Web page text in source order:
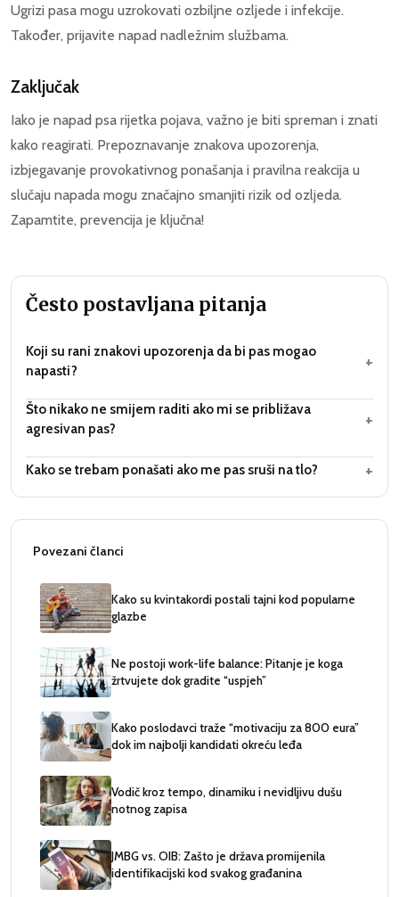
Ugrizi pasa mogu uzrokovati ozbiljne ozljede i infekcije.
Također, prijavite napad nadležnim službama.
Zaključak
Iako je napad psa rijetka pojava, važno je biti spreman i znati
kako reagirati. Prepoznavanje znakova upozorenja,
izbjegavanje provokativnog ponašanja i pravilna reakcija u
slučaju napada mogu značajno smanjiti rizik od ozljeda.
Zapamtite, prevencija je ključna!
Često postavljana pitanja
Koji su rani znakovi upozorenja da bi pas mogao
napasti?
+
Što nikako ne smijem raditi ako mi se približava
agresivan pas?
+
Kako se trebam ponašati ako me pas sruši na tlo? +
Povezani članci
Kako su kvintakordi postali tajni kod popularne
glazbe
Ne postoji work-life balance: Pitanje je koga
žrtvujete dok gradite “uspjeh”
Kako poslodavci traže “motivaciju za 800 eura”
dok im najbolji kandidati okreću leđa
Vodič kroz tempo, dinamiku i nevidljivu dušu
notnog zapisa
JMBG vs. OIB: Zašto je država promijenila
identifikacijski kod svakog građanina